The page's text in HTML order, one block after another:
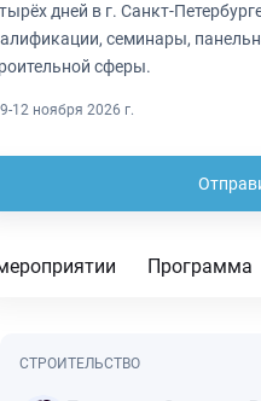
дней в г. Санкт-
семинары,
сферы.
9-12 ноября 2026 г.
Программа
СТРОИТЕЛЬСТВО